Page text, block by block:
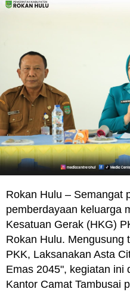
Rokan Hulu – Semangat
pemberdayaan keluarga
Kesatuan Gerak (HKG)
Rokan Hulu. Mengusung
PKK, Laksanakan Asta
Emas 2045", kegiatan ini
Kantor Camat Tambusai